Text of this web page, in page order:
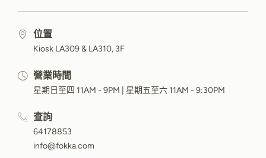
位置
Kiosk LA309 & LA310, 3F
營業時間
星期日至四 11AM - 9PM | 星期五至六 11AM - 9:30PM
查詢
64178853
info@fokka.com